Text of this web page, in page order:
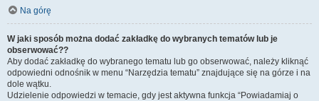
Na górę
W jaki sposób można dodać zakładkę do wybranych tematów lub je
obserwować??
Aby dodać zakładkę do wybranego tematu lub go obserwować, należy kliknąć
odpowiedni odnośnik w menu “Narzędzia tematu” znajdujące się na górze i na
dole wątku.
Udzielenie odpowiedzi w temacie, gdy jest aktywna funkcja “Powiadamiaj o